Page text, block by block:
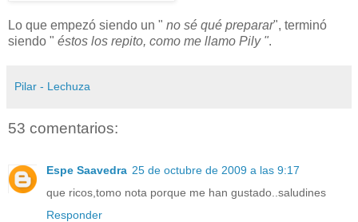
Lo que empezó siendo un " no sé qué preparar", terminó
siendo " éstos los repito, como me llamo Pily ".
Pilar - Lechuza
53 comentarios:
Espe Saavedra 25 de octubre de 2009 a las 9:17
que ricos,tomo nota porque me han gustado..saludines
Responder